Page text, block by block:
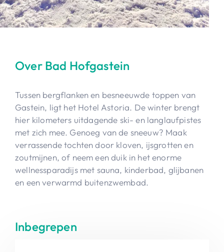
Over Bad Hofgastein
Tussen bergflanken en besneeuwde toppen van
Gastein, ligt het Hotel Astoria. De winter brengt
hier kilometers uitdagende ski- en langlaufpistes
met zich mee. Genoeg van de sneeuw? Maak
verrassende tochten door kloven, ijsgrotten en
zoutmijnen, of neem een duik in het enorme
wellnessparadijs met sauna, kinderbad, glijbanen
en een verwarmd buitenzwembad.
Inbegrepen